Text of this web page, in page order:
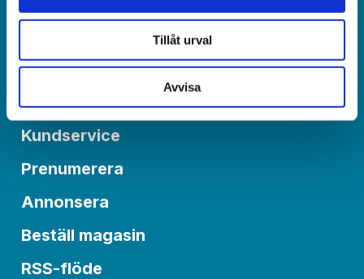
Tillåt urval
Avvisa
Världen idag, Box 6015
Om Världen idag
Kundservice
Prenumerera
Annonsera
Beställ magasin
RSS-flöde